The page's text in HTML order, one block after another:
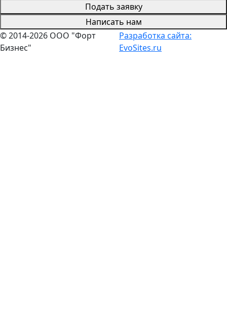
Подать заявку
Написать нам
© 2014-2026 ООО "Форт
Бизнес"
Разработка сайта:
EvoSites.ru